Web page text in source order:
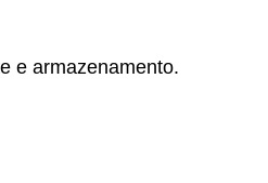
e armazenamento.